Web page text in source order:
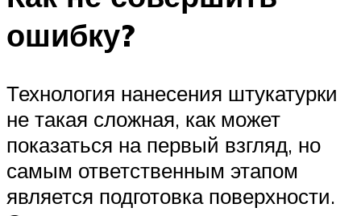
ошибку?
Технология нанесения штукатурки
не такая сложная, как может
показаться на первый взгляд, но
самым ответственным этапом
является подготовка поверхности.